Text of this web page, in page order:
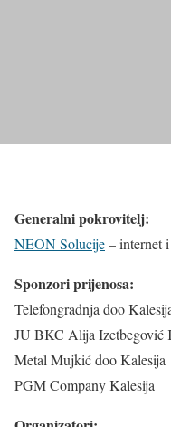
Generalni pokrovitelj:
NEON Solucije– internet
Sponzori prijenosa:
Telefongradnja doo
JU BKC Alija Izetbegović
Metal Mujkić doo Kalesija
PGM Company Kalesija